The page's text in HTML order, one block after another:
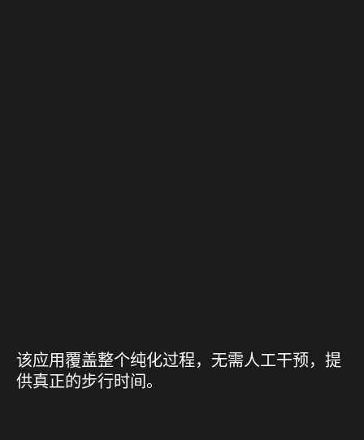
该应用覆盖整个纯化过程，无需人工干预，提
供真正的步行时间。